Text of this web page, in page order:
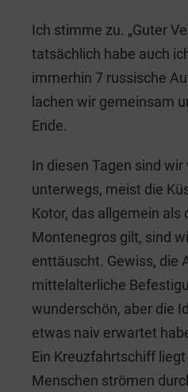
Ich stimme zu. „Guter
tatsächlich habe auch
immerhin 7 russische
lachen wir gemeinsam
Ende.
In diesen Tagen sind
unterwegs, meist die
Kotor, das allgemein als
Montenegros gilt, sind
enttäuscht. Gewiss, die
mittelalterliche
wunderschön, aber die
etwas naiv erwartet
Ein Kreuzfahrtschiff
Menschen strömen